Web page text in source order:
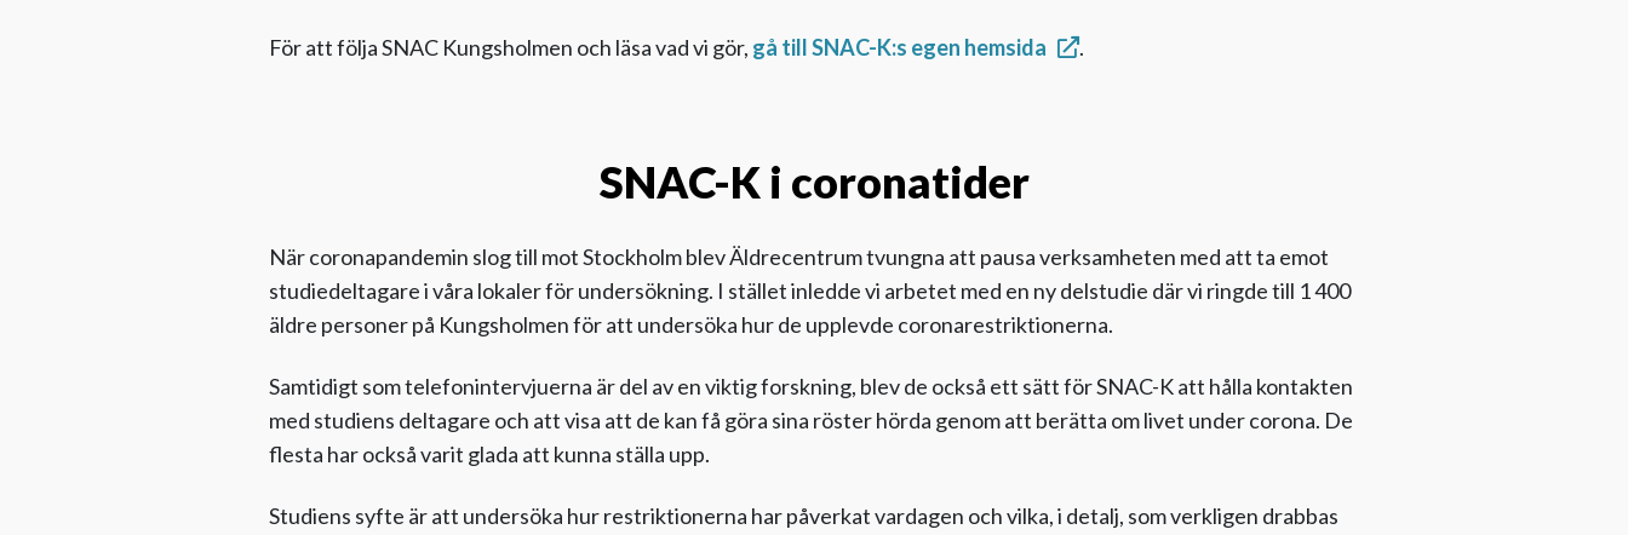
För att följa SNAC Kungsholmen och läsa vad vi gör, gå till SNAC-K:s egen hemsida .
SNAC-K i coronatider
När coronapandemin slog till mot Stockholm blev Äldrecentrum tvungna att pausa verksamheten med att ta emot
studiedeltagare i våra lokaler för undersökning. I stället inledde vi arbetet med en ny delstudie där vi ringde till 1 400
äldre personer på Kungsholmen för att undersöka hur de upplevde coronarestriktionerna.
Samtidigt som telefonintervjuerna är del av en viktig forskning, blev de också ett sätt för SNAC-K att hålla kontakten
med studiens deltagare och att visa att de kan få göra sina röster hörda genom att berätta om livet under corona. De
flesta har också varit glada att kunna ställa upp.
Studiens syfte är att undersöka hur restriktionerna har påverkat vardagen och vilka, i detalj, som verkligen drabbas